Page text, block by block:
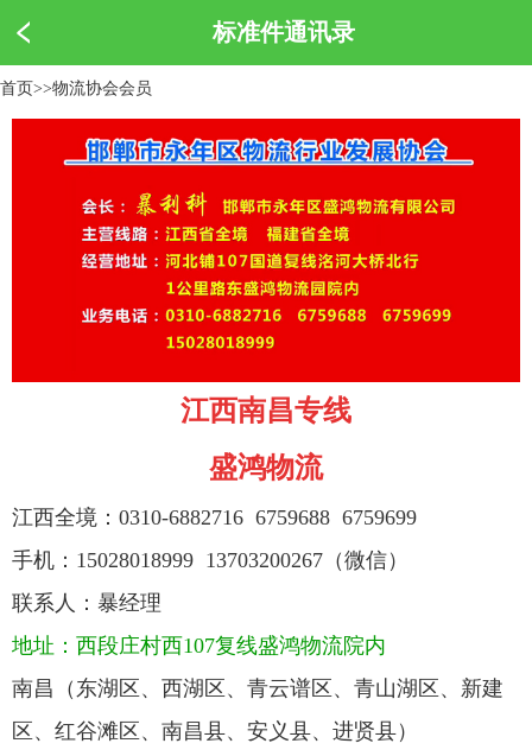
标准件通讯录
首页>>物流协会会员
江西南昌专线
盛鸿物流
江西全境： 0310-6882716 6759688 6759699
手机： 15028018999 13703200267 （微信）
联系人：暴经理
地址：西段庄村西107复线盛鸿物流院内
南昌（东湖区、西湖区、青云谱区、青山湖区、新建
区、红谷滩区、南昌县、安义县、进贤县）